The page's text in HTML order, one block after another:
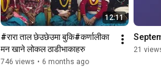
12:11
#रारा ताल छेउछेउमा बुकि#कर्णालीका
मन खाने लोकल ठाडीभाकाहरु
746 views • 6 months ago
21